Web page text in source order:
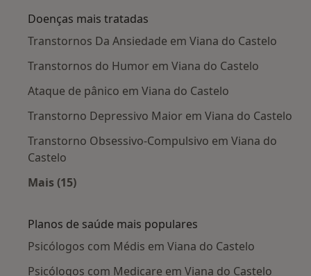
Doenças mais tratadas
Transtornos Da Ansiedade em Viana do Castelo
Transtornos do Humor em Viana do Castelo
Ataque de pânico em Viana do Castelo
Transtorno Depressivo Maior em Viana do Castelo
Transtorno Obsessivo-Compulsivo em Viana do
Castelo
Mais (15)
Planos de saúde mais populares
Psicólogos com Médis em Viana do Castelo
Psicólogos com Medicare em Viana do Castelo